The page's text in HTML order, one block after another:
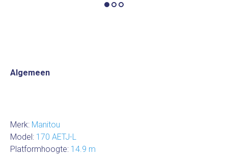
Algemeen
Merk: Manitou
Model: 170 AETJ-L
Platformhoogte: 14.9 m